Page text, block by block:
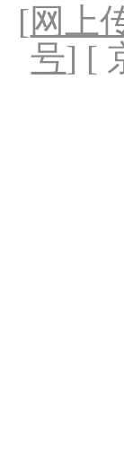
[网上
号] [